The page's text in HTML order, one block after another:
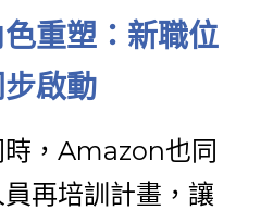
重塑：新職位
啟動
時，Amazon也同
再培訓計畫，讓